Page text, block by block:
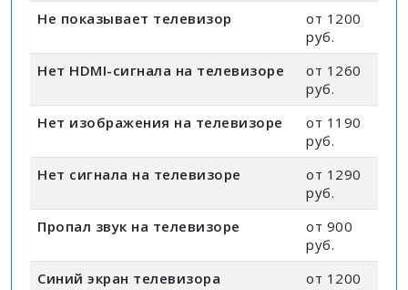
Не показывает телевизор
от 1200
руб.
Нет HDMI-сигнала на телевизоре
от 1260
руб.
Нет изображения на телевизоре
от 1190
руб.
Нет сигнала на телевизоре
от 1290
руб.
Пропал звук на телевизоре
от 900
руб.
Синий экран телевизора
от 1200